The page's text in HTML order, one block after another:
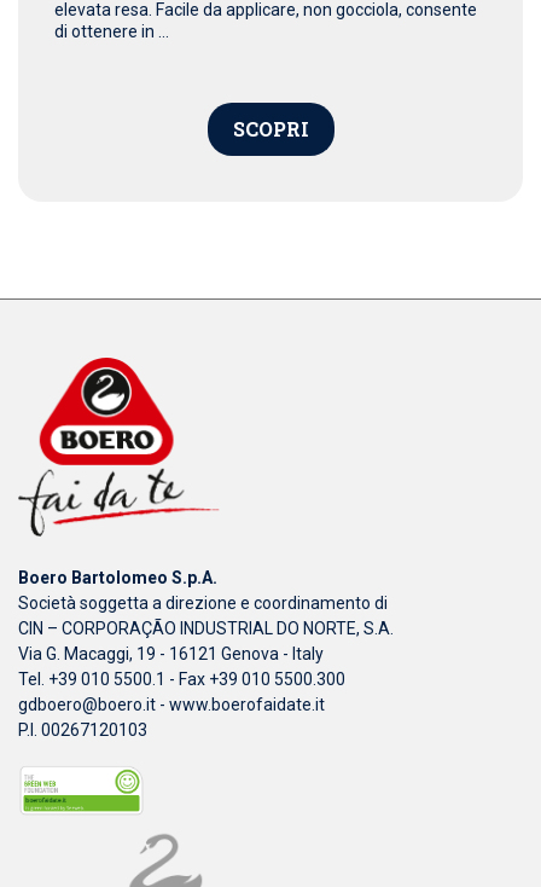
elevata resa. Facile da applicare, non gocciola, consente
di ottenere in ...
SCOPRI
Boero Bartolomeo S.p.A.
Società soggetta a direzione e coordinamento di
CIN – CORPORAÇÃO INDUSTRIAL DO NORTE, S.A.
Via G. Macaggi, 19 - 16121 Genova - Italy
Tel. +39 010 5500.1 - Fax +39 010 5500.300
gdboero@boero.it - www.boerofaidate.it
P.I. 00267120103